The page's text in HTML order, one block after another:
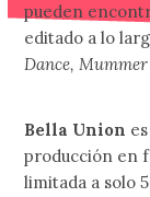
pueden
editado a lo
Dance,
Bella Union
producción en
limitada a solo